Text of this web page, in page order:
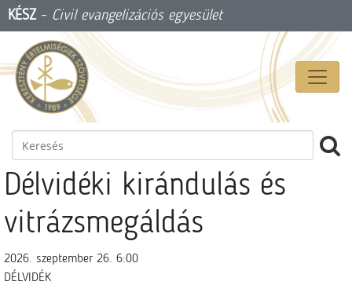
KÉSZ- Civil evangelizációs egyesület
Délvidéki kirándulás és
vitrázsmegáldás
2026. szeptember 26. 6:00
DÉLVIDÉK